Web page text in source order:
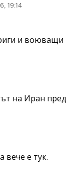
19:14
и воюващи
на Иран пред
е тук.